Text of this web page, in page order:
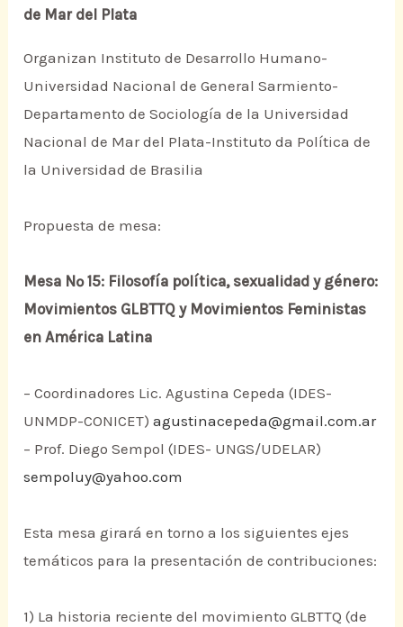
de Mar del Plata
Organizan Instituto de Desarrollo Humano-
Universidad Nacional de General Sarmiento-
Departamento de Sociología de la Universidad
Nacional de Mar del Plata-Instituto da Política de
la Universidad de Brasilia
Propuesta de mesa:
Mesa Nº 15: Filosofía política, sexualidad y género:
Movimientos GLBTTQ y Movimientos Feministas
en América Latina
– Coordinadores Lic. Agustina Cepeda (IDES-
UNMDP-CONICET)agustinacepeda@gmail.com.ar
– Prof. Diego Sempol (IDES- UNGS/UDELAR)
sempoluy@yahoo.com
Esta mesa girará en torno a los siguientes ejes
temáticos para la presentación de contribuciones:
1) La historia reciente del movimiento GLBTTQ (de